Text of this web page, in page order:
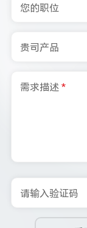
您的职位
贵司产品
需求描述 *
请输入验证码